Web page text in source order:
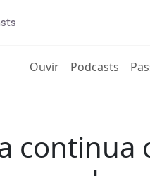
Ouvir(current)
Podcasts